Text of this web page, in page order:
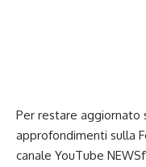
Per restare aggiornato
approfondimenti sulla
canale YouTube